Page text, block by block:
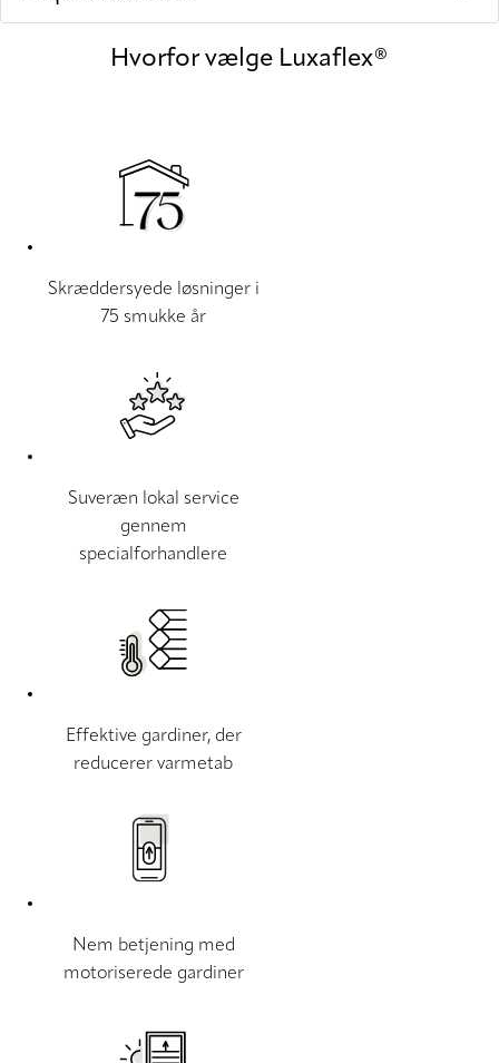
Hvorfor vælge Luxaflex®
Skræddersyede løsninger i
75 smukke år
Suveræn lokal service
gennem
specialforhandlere
Effektive gardiner, der
reducerer varmetab
Nem betjening med
motoriserede gardiner